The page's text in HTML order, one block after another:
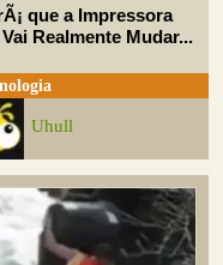
que a Impressora
Realmente Mudar...
Uhull